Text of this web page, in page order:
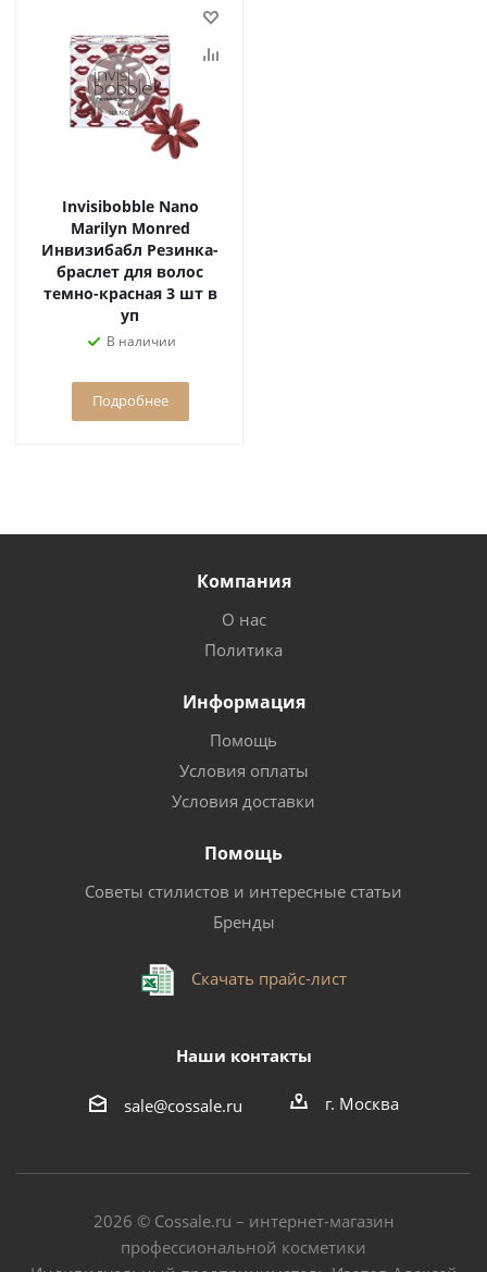
Invisibobble Nano
Marilyn Monred
Инвизибабл Резинка-
браслет для волос
темно-красная 3 шт в
уп
В наличии
Подробнее
Компания
О нас
Политика
Информация
Помощь
Условия оплаты
Условия доставки
Помощь
Советы стилистов и интересные статьи
Бренды
Скачать прайс-лист
Наши контакты
sale@cossale.ru г. Москва
2026 © Сossale.ru – интернет-магазин
профессиональной косметики